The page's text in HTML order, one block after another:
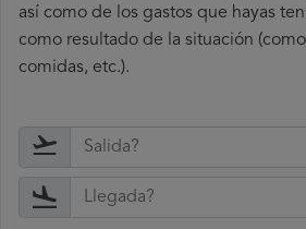
así como de los gastos que hayas
como resultado de la situación
comidas, etc.).